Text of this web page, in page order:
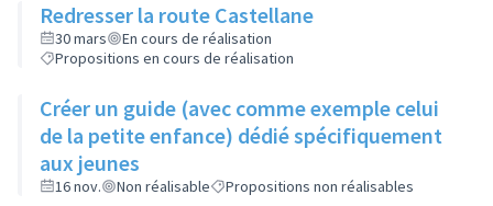
Redresser la route Castellane
30 mars
En cours de réalisation
Propositions en cours de réalisation
Créer un guide (avec comme exemple celui
de la petite enfance) dédié spécifiquement
aux jeunes
16 nov. Non réalisable Propositions non réalisables